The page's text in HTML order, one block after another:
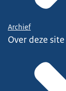
Archief
Over deze site